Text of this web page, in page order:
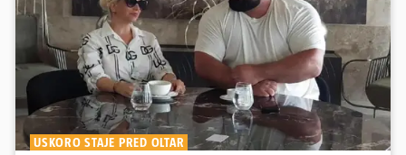
USKORO STAJE PRED OLTAR